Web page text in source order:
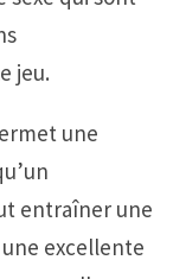
jeu.
une
entraîner une
excellente